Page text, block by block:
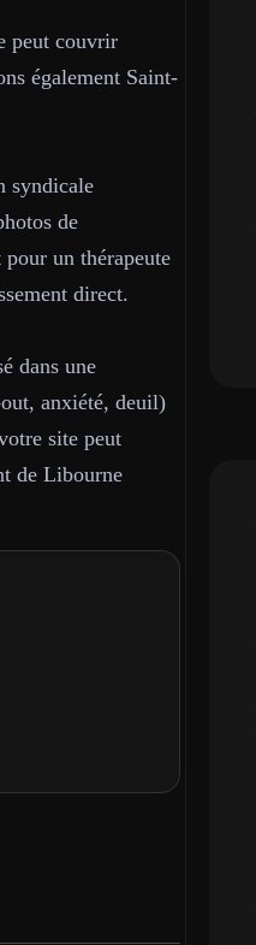
peut couvrir
également Saint-
syndicale
de
un thérapeute
direct.
dans une
anxiété, deuil)
site peut
de Libourne